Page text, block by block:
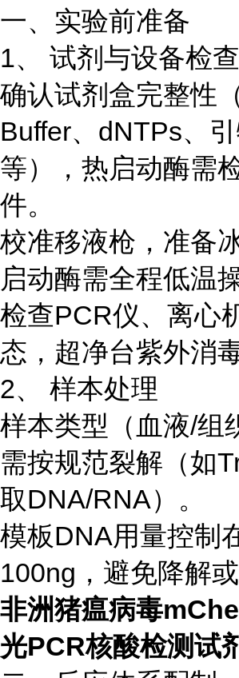
一、实验前准备
1、 试剂与设备检查
确认试剂盒完整性
Buffer、dNTPs、
等），热启动酶需
件。
校准移液枪，准备
启动酶需全程低温
检查PCR仪、离心
态，超净台紫外消
2、 样本处理
样本类型（血液/组
需按规范裂解（如
取DNA/RNA）。
模板DNA用量控制
100ng，避免降解或
非洲猪瘟病毒
光PCR核酸检测试